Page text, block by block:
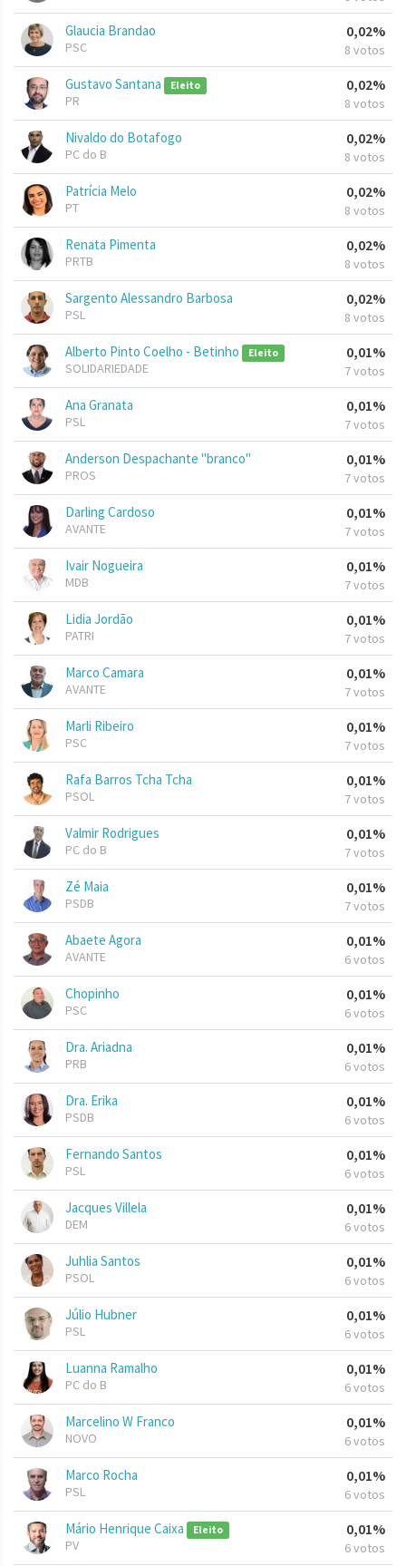
Glaucia Brandao
PSC
0,02%
8 votos
Gustavo Santana Eleito
PR
0,02%
8 votos
Nivaldo do Botafogo
PC do B
0,02%
8 votos
Patrícia Melo
PT
0,02%
8 votos
Renata Pimenta
PRTB
0,02%
8 votos
Sargento Alessandro Barbosa
PSL
0,02%
8 votos
Alberto Pinto Coelho - Betinho Eleito
SOLIDARIEDADE
0,01%
7 votos
Ana Granata
PSL
0,01%
7 votos
Anderson Despachante "branco"
PROS
0,01%
7 votos
Darling Cardoso
AVANTE
0,01%
7 votos
Ivair Nogueira
MDB
0,01%
7 votos
Lidia Jordão
PATRI
0,01%
7 votos
Marco Camara
AVANTE
0,01%
7 votos
Marli Ribeiro
PSC
0,01%
7 votos
Rafa Barros Tcha Tcha
PSOL
0,01%
7 votos
Valmir Rodrigues
PC do B
0,01%
7 votos
Zé Maia
PSDB
0,01%
7 votos
Abaete Agora
AVANTE
0,01%
6 votos
Chopinho
PSC
0,01%
6 votos
Dra. Ariadna
PRB
0,01%
6 votos
Dra. Erika
PSDB
0,01%
6 votos
Fernando Santos
PSL
0,01%
6 votos
Jacques Villela
DEM
0,01%
6 votos
Juhlia Santos
PSOL
0,01%
6 votos
Júlio Hubner
PSL
0,01%
6 votos
Luanna Ramalho
PC do B
0,01%
6 votos
Marcelino W Franco
NOVO
0,01%
6 votos
Marco Rocha
PSL
0,01%
6 votos
Mário Henrique Caixa Eleito
PV
0,01%
6 votos